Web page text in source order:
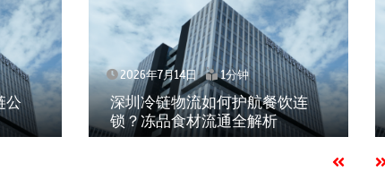
公
2026年7月14日 1分钟
深圳冷链物流如何护航餐饮连
锁？冻品食材流通全解析